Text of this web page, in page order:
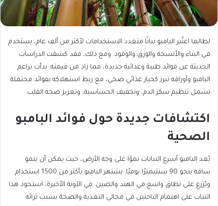
لطالما اعتُبر البامبو نباتًا متعدد الاستخدامات لأكثر من ألف عام، يستخدم
في البناء والأنسجة والورق والوقود. ومع ذلك، فقد كشفت الدراسات
الحديثة عن فوائد طبية وغذائية جديدة، مما زاد من قيمته. بدأت براعم
البامبو وأوراقه تبرز كخيار غذائي صحي، مع ربط استهلاكه بفوائد محتملة
تشمل تنظيم سكر الدم، وتخفيف الحساسية، وتعزيز صحة القلب.
اكتشافات جديدة حول فوائد البامبو
الصحية
يُعد البامبو أسرع النباتات نموًا على وجه الأرض، حيث يمكن أن ينمو
ساقه بنحو 90 سنتيمترًا يوميًا. يشتهر البامبو بأكثر من 1500 استخدام
ويُزرع على نطاق واسع في الهند والصين. في الآونة الأخيرة، استحوذ هذا
النبات على اهتمام الباحثين في مجالي التغذية والصحة بسبب ثرائه